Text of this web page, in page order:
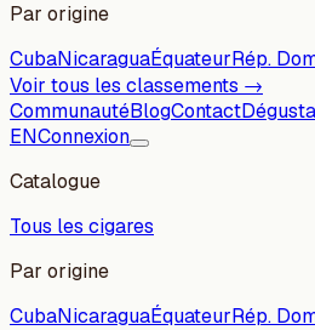
Par origine
CubaNicaraguaÉquateurRép.
Voir tous les classements →
CommunautéBlogContact
ENConnexion
Catalogue
Tous les cigares
Par origine
CubaNicaraguaÉquateurRép.